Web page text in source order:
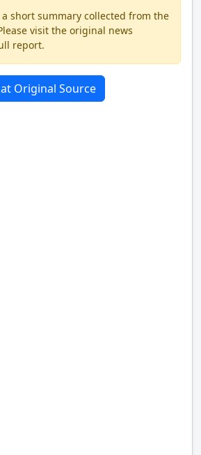
short summary collected from the
visit the original news
report.
Original Source